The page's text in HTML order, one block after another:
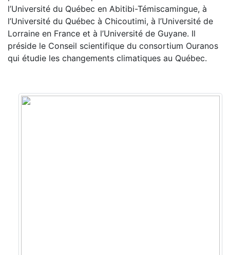
l’Université du Québec en Abitibi-Témiscamingue, à
l’Université du Québec à Chicoutimi, à l’Université de
Lorraine en France et à l’Université de Guyane. Il
préside le Conseil scientifique du consortium Ouranos
qui étudie les changements climatiques au Québec.